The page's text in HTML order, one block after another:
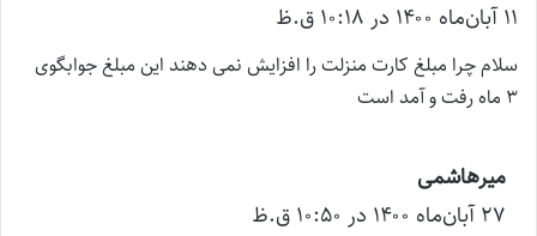
ف
ت
:
۱۱ آبان‌ماه ۱۴۰۰ در ۱۰:۱۸ ق.ظ
سلام چرا مبلغ کارت منزلت را افزایش نمی دهند این مبلغ جوابگوی
3 ماه رفت و آمد است
میرهاشمی
۲۷ آبان‌ماه ۱۴۰۰ در ۱۰:۵۰ ق.ظ